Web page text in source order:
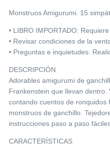
Monstruos Amigurumi. 15
• LIBRO IMPORTADO:
• Revisar condiciones de la
• Preguntas e inquietudes:
DESCRIPCIÓN
Adorables amigurumi de
Frankenstein que llevan
contando cuentos de ronquidos
monstruos de ganchillo.
instrucciones paso a paso
CARACTERÍSTICAS